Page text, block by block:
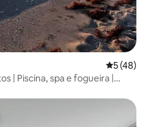
5 de uma
5 (48)
| Piscina, spa e fogueira |